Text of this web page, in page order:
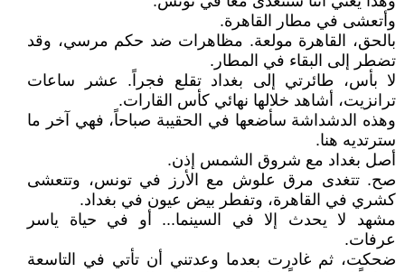
وأتعشى في مطار القاهرة.
بالحق، القاهرة مولعة. مظاهرات ضد حكم مرسي، وقد
تضطر إلى البقاء في المطار.
لا بأس، طائرتي إلى بغداد تقلع فجراً. عشر ساعات
ترانزيت، أشاهد خلالها نهائي كأس القارات.
وهذه الدشداشة سأضعها في الحقيبة صباحاً، فهي آخر ما
سترتديه هنا.
أصل بغداد مع شروق الشمس إذن.
صح. تتغدى مرق علوش مع الأرز في تونس، وتتعشى
كشري في القاهرة، وتفطر بيض عيون في بغداد.
مشهد لا يحدث إلا في السينما... أو في حياة ياسر
عرفات.
ضحكت، ثم غادرت بعدما وعدتني أن تأتي في التاسعة